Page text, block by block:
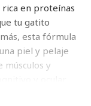
en proteínas
tu gatito
esta fórmula
piel y pelaje
y
para